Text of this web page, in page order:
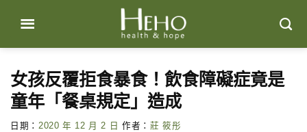
content
女孩反覆拒食暴食！飲食障礙症竟是
童年「餐桌規定」造成
日期： 2020 年 12 月 2 日 作者： 莊 筱彤